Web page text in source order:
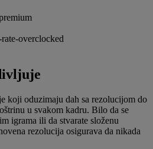
koji oduzimaju dah sa rezolucijom do
u svakom kadru. Bilo da se
igrama ili da stvarate složenu
rezolucija osigurava da nikada